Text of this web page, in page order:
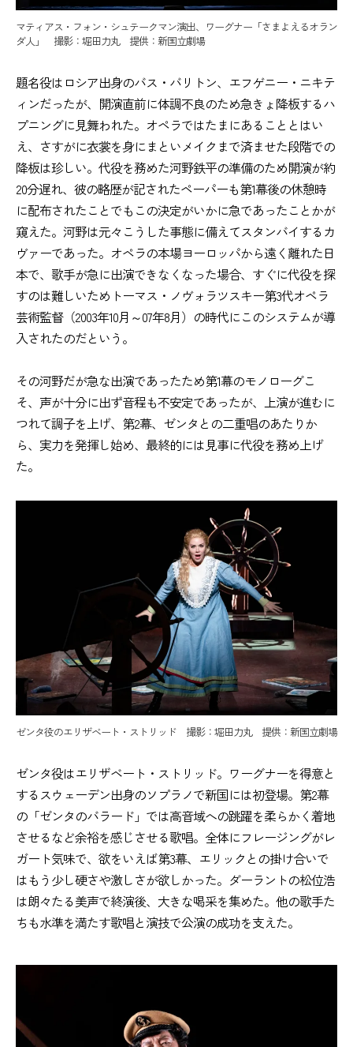
マティアス・フォン・シュテークマン演出、ワーグナー「さまよえるオラン
ダ人」 撮影：堀田力丸 提供：新国立劇場
題名役はロシア出身のバス・バリトン、エフゲニー・ニキテ
ィンだったが、開演直前に体調不良のため急きょ降板するハ
プニングに見舞われた。オペラではたまにあることとはい
え、さすがに衣裳を身にまといメイクまで済ませた段階での
降板は珍しい。代役を務めた河野鉄平の準備のため開演が約
20分遅れ、彼の略歴が記されたペーパーも第1幕後の休憩時
に配布されたことでもこの決定がいかに急であったことかが
窺えた。河野は元々こうした事態に備えてスタンバイするカ
ヴァーであった。オペラの本場ヨーロッパから遠く離れた日
本で、歌手が急に出演できなくなった場合、すぐに代役を探
すのは難しいためトーマス・ノヴォラツスキー第3代オペラ
芸術監督（2003年10月～07年8月）の時代にこのシステムが導
入されたのだという。
その河野だが急な出演であったため第1幕のモノローグこ
そ、声が十分に出ず音程も不安定であったが、上演が進むに
つれて調子を上げ、第2幕、ゼンタとの二重唱のあたりか
ら、実力を発揮し始め、最終的には見事に代役を務め上げ
た。
ゼンタ役のエリザベート・ストリッド 撮影：堀田力丸 提供：新国立劇場
ゼンタ役はエリザベート・ストリッド。ワーグナーを得意と
するスウェーデン出身のソプラノで新国には初登場。第2幕
の「ゼンタのバラード」では高音域への跳躍を柔らかく着地
させるなど余裕を感じさせる歌唱。全体にフレージングがレ
ガート気味で、欲をいえば第3幕、エリックとの掛け合いで
はもう少し硬さや激しさが欲しかった。ダーラントの松位浩
は朗々たる美声で終演後、大きな喝采を集めた。他の歌手た
ちも水準を満たす歌唱と演技で公演の成功を支えた。